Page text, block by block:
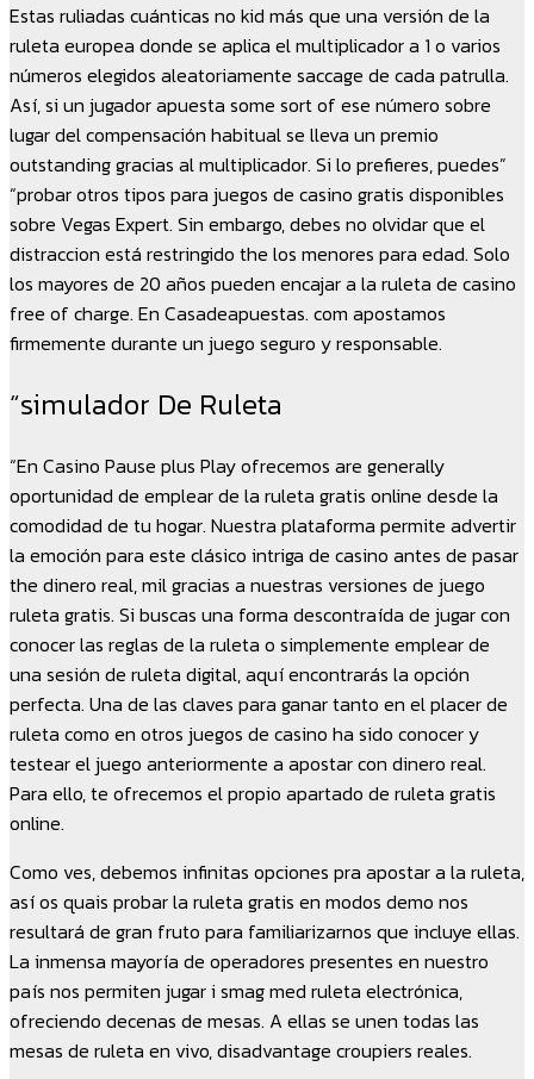
Estas ruliadas cuánticas no kid más que una versión de la
ruleta europea donde se aplica el multiplicador a 1 o varios
números elegidos aleatoriamente saccage de cada patrulla.
Así, si un jugador apuesta some sort of ese número sobre
lugar del compensación habitual se lleva un premio
outstanding gracias al multiplicador. Si lo prefieres, puedes”
“probar otros tipos para juegos de casino gratis disponibles
sobre Vegas Expert. Sin embargo, debes no olvidar que el
distraccion está restringido the los menores para edad. Solo
los mayores de 20 años pueden encajar a la ruleta de casino
free of charge. En Casadeapuestas. com apostamos
firmemente durante un juego seguro y responsable.
“simulador De Ruleta
“En Casino Pause plus Play ofrecemos are generally
oportunidad de emplear de la ruleta gratis online desde la
comodidad de tu hogar. Nuestra plataforma permite advertir
la emoción para este clásico intriga de casino antes de pasar
the dinero real, mil gracias a nuestras versiones de juego
ruleta gratis. Si buscas una forma descontraída de jugar con
conocer las reglas de la ruleta o simplemente emplear de
una sesión de ruleta digital, aquí encontrarás la opción
perfecta. Una de las claves para ganar tanto en el placer de
ruleta como en otros juegos de casino ha sido conocer y
testear el juego anteriormente a apostar con dinero real.
Para ello, te ofrecemos el propio apartado de ruleta gratis
online.
Como ves, debemos infinitas opciones pra apostar a la ruleta,
así os quais probar la ruleta gratis en modos demo nos
resultará de gran fruto para familiarizarnos que incluye ellas.
La inmensa mayoría de operadores presentes en nuestro
país nos permiten jugar i smag med ruleta electrónica,
ofreciendo decenas de mesas. A ellas se unen todas las
mesas de ruleta en vivo, disadvantage croupiers reales.